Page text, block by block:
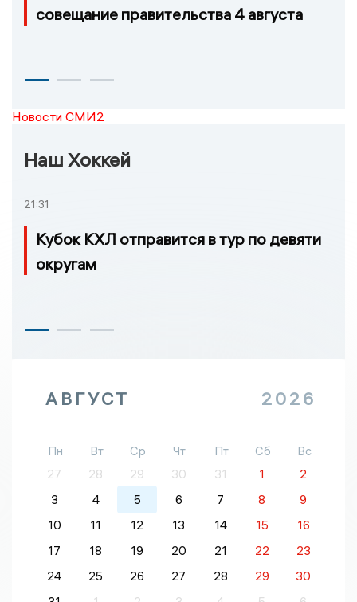
совещание правительства 4 августа
Новости СМИ2
Наш Хоккей
21:31
Кубок КХЛ отправится в тур по девяти
округам
АВГУСТ 2026
Пн Вт Ср Чт Пт Сб
Вс
27
28 29 30 31 1
2
3
4 5 6 7 8
9
10
11 12 13 14 15
16
17
18 19 20 21 22
23
24
25 26 27 28 29
30